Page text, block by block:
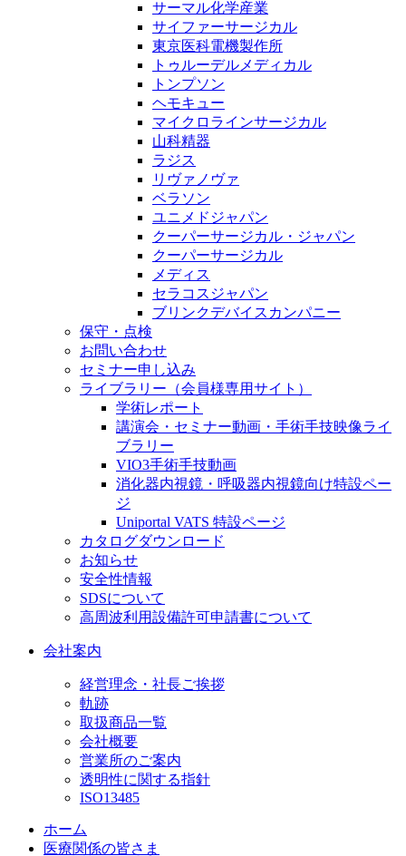
サーマル化学産業
サイファーサージカル
東京医科電機製作所
トゥルーデルメディカル
トンプソン
ヘモキュー
マイクロラインサージカル
山科精器
ラジス
リヴァノヴァ
ベラソン
ユニメドジャパン
クーパーサージカル・ジャパン
クーパーサージカル
メディス
セラコスジャパン
ブリンクデバイスカンパニー
保守・点検
お問い合わせ
セミナー申し込み
ライブラリー（会員様専用サイト）
学術レポート
講演会・セミナー動画・手術手技映像ライ
ブラリー
VIO3手術手技動画
消化器内視鏡・呼吸器内視鏡向け特設ペー
ジ
Uniportal VATS 特設ページ
カタログダウンロード
お知らせ
安全性情報
SDSについて
高周波利用設備許可申請書について
会社案内
経営理念・社長ご挨拶
軌跡
取扱商品一覧
会社概要
営業所のご案内
透明性に関する指針
ISO13485
ホーム
医療関係の皆さま